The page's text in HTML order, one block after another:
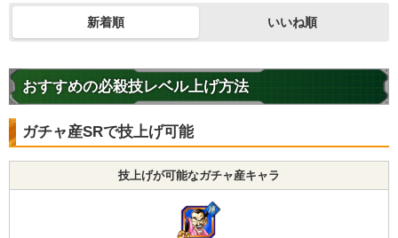
兄弟の絆
地球育ちの戦士
任務遂行
ブルー将軍
・ 気力+2
・ATK+10%
【一致するリンクスキル(
残虐
不思議な大冒険
【一致するカテゴリー(
5)】
ドラゴンボールを求めし者
少年編
地球人
地球育ちの戦士
新着順 いいね順
おすすめの必殺技レベル上げ方法
ガチャ産SRで技上げ可能
技上げが可能なガチャ産キャラ